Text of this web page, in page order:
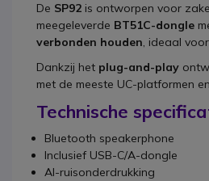
De SP92 is ontworpen voor
meegeleverde BT51C-dongle
verbonden houden, ideaal
Dankzij het plug-and-play
met de meeste UC-platformen
Technische
Bluetooth speakerphone
Inclusief USB-C/A-dongle
AI-ruisonderdrukking